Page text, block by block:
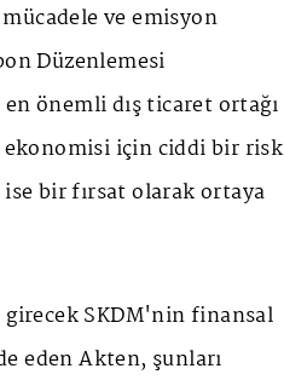
ve emisyon
Düzenlemesi
önemli dış ticaret ortağı
için ciddi bir risk
bir fırsat olarak ortaya
girecek SKDM'nin finansal
eden Akten, şunları